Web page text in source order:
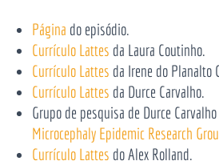
Página do episódio.
Currículo Lattes da Laura Coutinho.
Currículo Lattes da Irene do Planalto
Currículo Lattes da Durce Carvalho.
Grupo de pesquisa de Durce
Microcephaly Epidemic Research
Currículo Lattes do Alex Rolland.